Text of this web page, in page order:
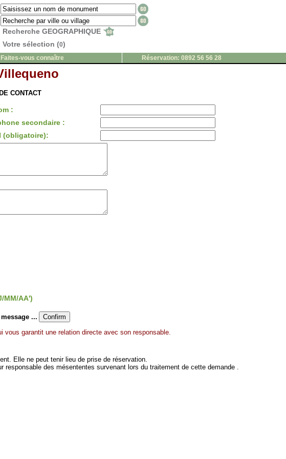
Recherche GEOGRAPHIQUE
Votre sélection (0)
Faites-vous connaître
Réservation: 0892 56 56 28
CONTACT
:
secondaire :
(obligatoire):
MM/AA')
...
garantit une relation directe avec son responsable.
Elle ne peut tenir lieu de prise de réservation.
responsable des mésententes survenant lors du traitement de cette demande .